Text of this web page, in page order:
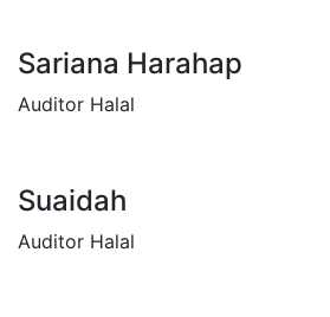
Sariana Harahap
Auditor Halal
Suaidah
Auditor Halal